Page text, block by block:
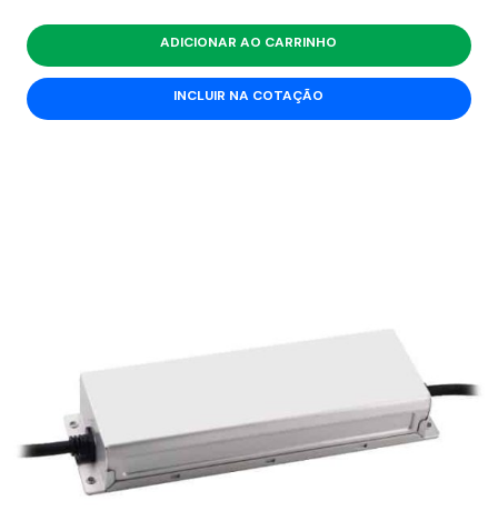
ADICIONAR AO CARRINHO
INCLUIR NA COTAÇÃO